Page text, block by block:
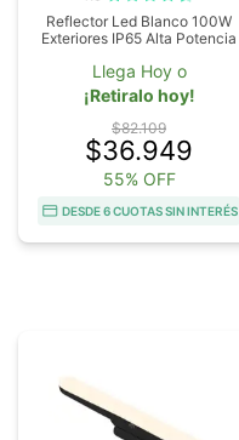
Reflector Led Blanco 100W
Exteriores IP65 Alta Potencia
Llega Hoy o
¡Retiralo hoy!
$82.109
$36.949
55% OFF
DESDE 6 CUOTAS SIN INTERÉS